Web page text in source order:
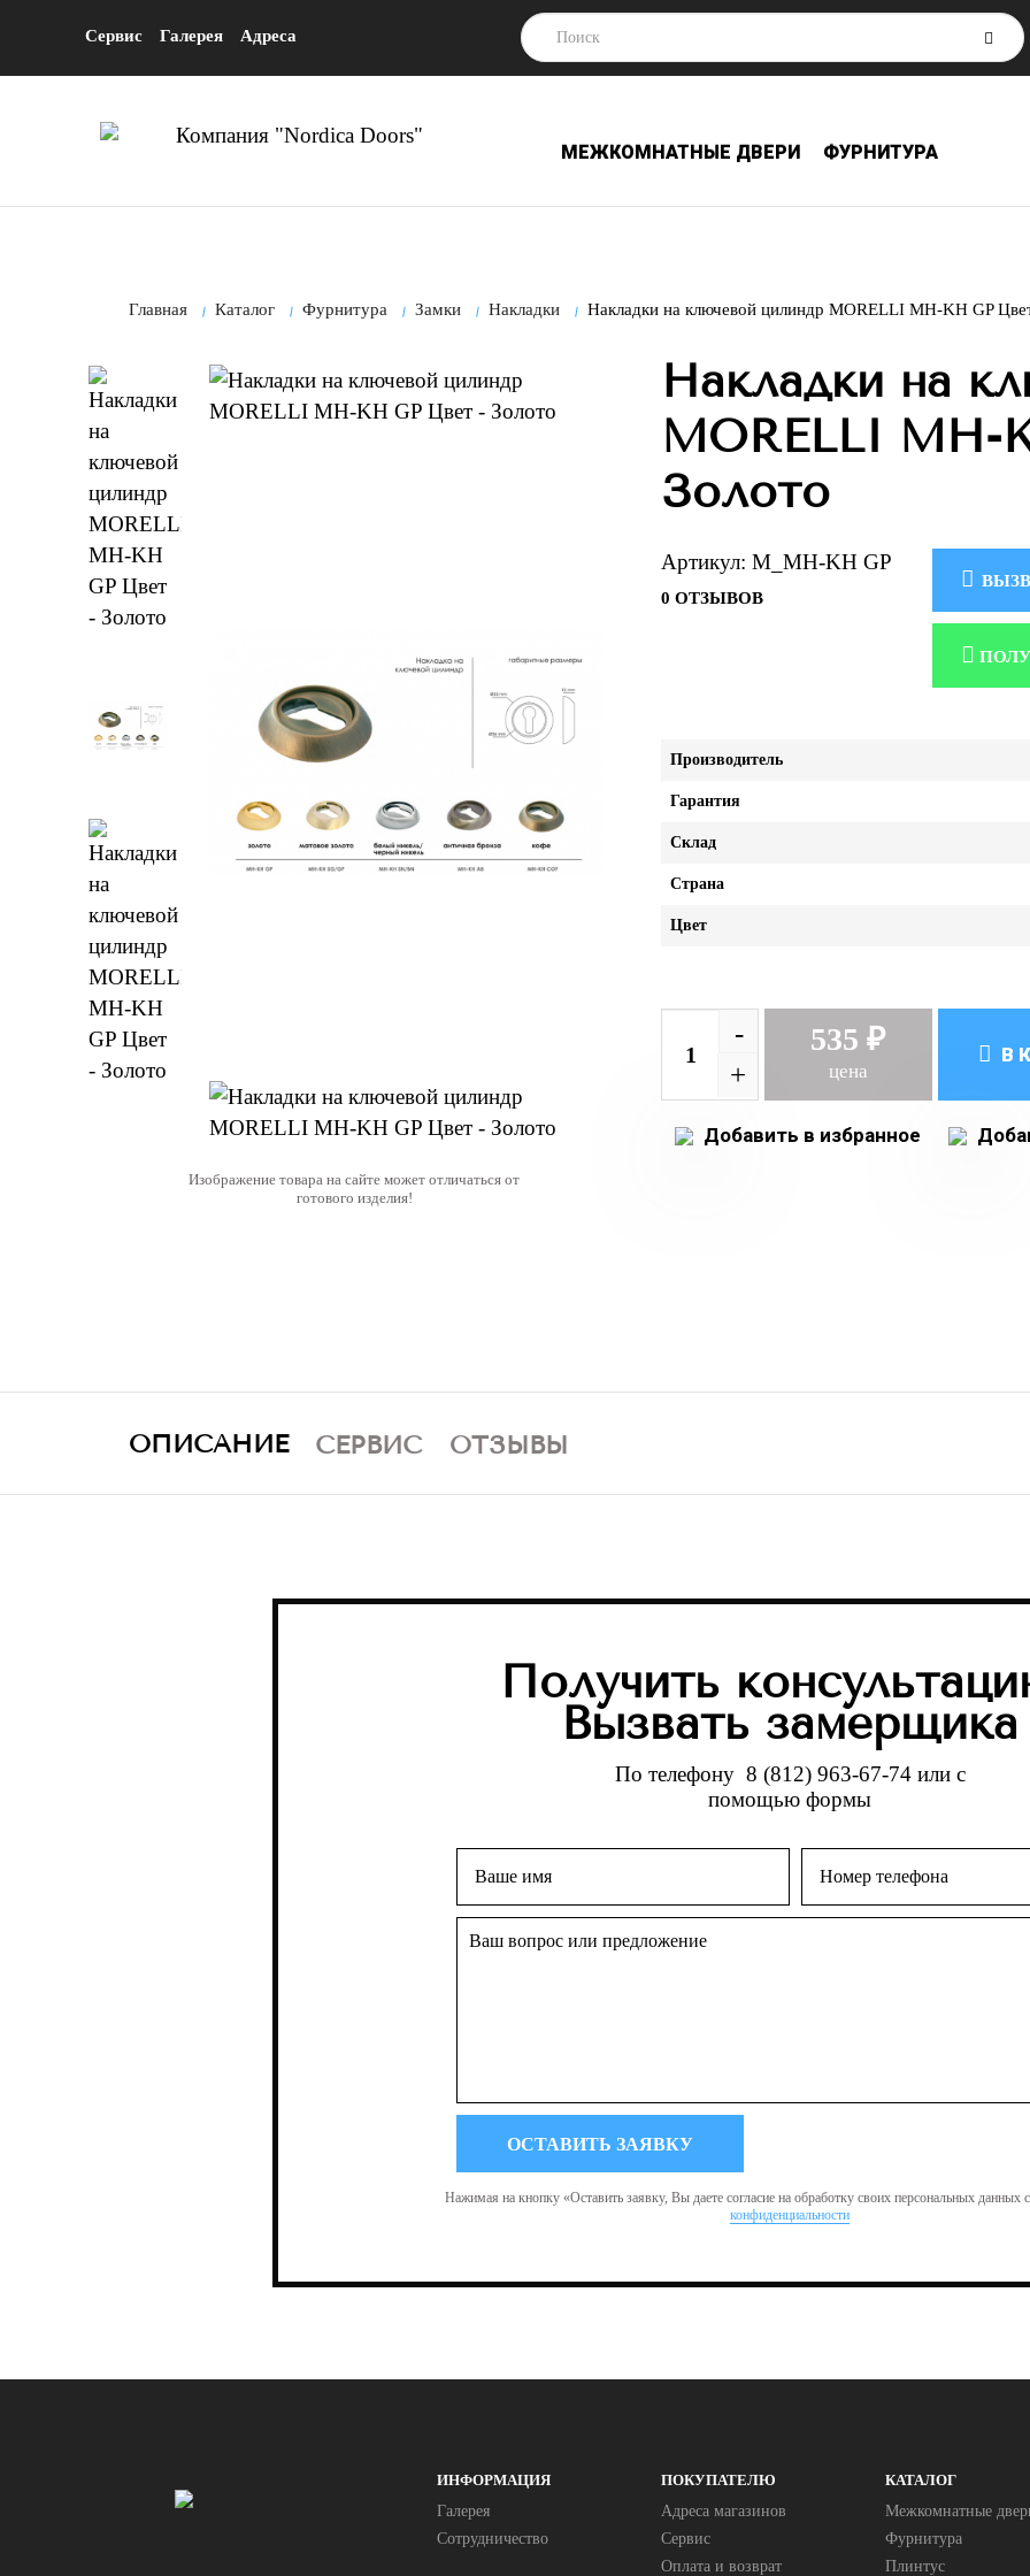
Сервис Галерея Адреса
МЕЖКОМНАТНЫЕ ДВЕРИ ФУРНИТУРА
Главная Каталог Фурнитура Замки Накладки Накладки на ключевой цилиндр MORELLI MH-KH GP
Изображение товара на сайте может отличаться от
готового изделия!
Накладки на
MORELLI MH-
Золото
Артикул: M_MH-KH GP
0 ОТЗЫВОВ
Производитель
Гарантия
Склад
Страна
Цвет
-
+
535 ₽
цена
В
Добавить в избранное
ОПИСАНИЕ СЕРВИС ОТЗЫВЫ
Получить
Вызвать замерщика
По телефону 8 (812) 963-67-74или с
помощью формы
Нажимая на кнопку «Оставить заявку, Вы даете согласие на обработку своих персональных данных
конфиденциальности
ИНФОРМАЦИЯ
Галерея
Сотрудничество
ПОКУПАТЕЛЮ
Адреса магазинов
Сервис
Оплата и возврат
КАТАЛОГ
Межкомнатные
Фурнитура
Плинтус